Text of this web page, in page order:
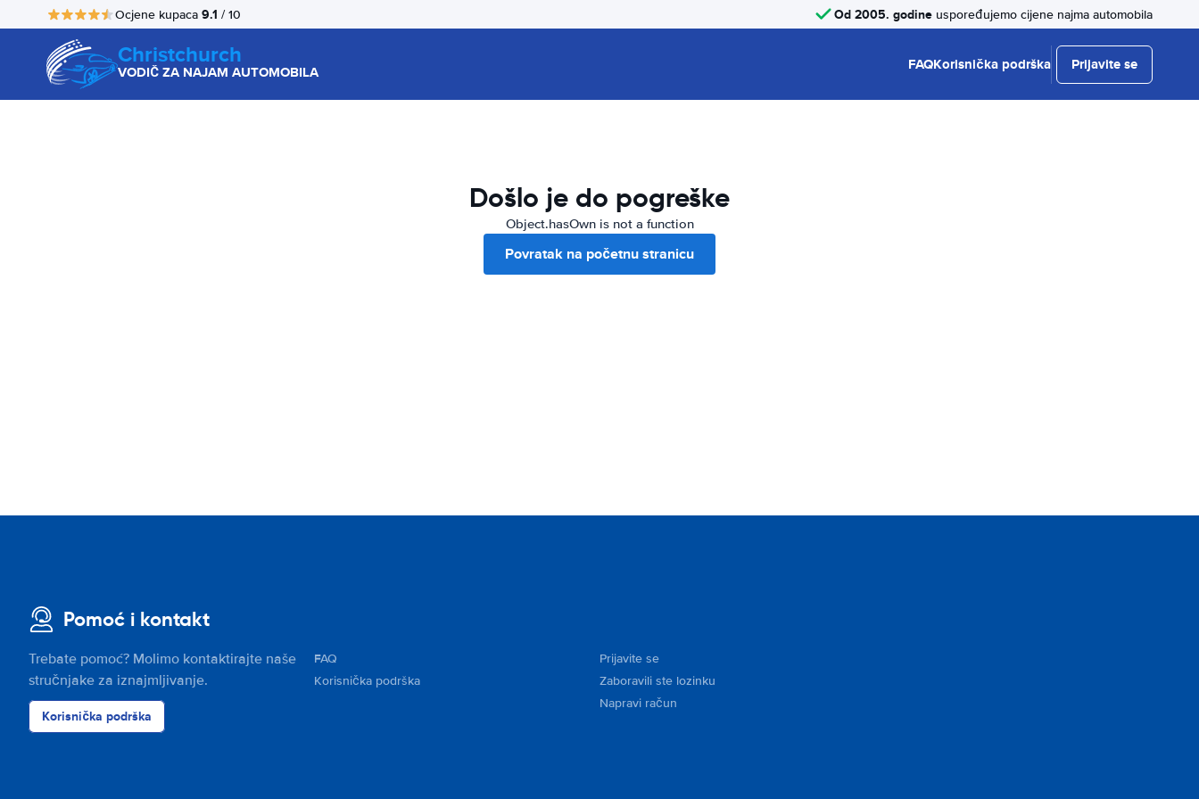
Ocjene kupaca 9.1 / 10 Od 2005. godine uspoređujemo cijene najma automobila
Christchurch
VODIČ ZA NAJAM AUTOMOBILA FAQKorisnička podrška Prijavite se
Došlo je do pogreške
Object.hasOwn is not a function
Povratak na početnu stranicu
Pomoć i kontakt
Trebate pomoć? Molimo kontaktirajte naše
stručnjake za iznajmljivanje.
Korisnička podrška
FAQ
Korisnička podrška
Prijavite se
Zaboravili ste lozinku
Napravi račun